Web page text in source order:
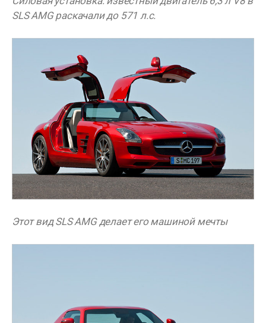
SLS AMG раскачали до 571 л.с.
Этот вид SLS AMG делает его машиной мечты